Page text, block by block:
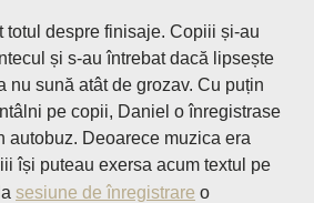
totul despre finisaje. Copiii și-au
și s-au întrebat dacă lipsește
nu sună atât de grozav. Cu puțin
pe copii, Daniel o înregistrase
autobuz. Deoarece muzica era
își puteau exersa acum textul pe
sesiune de înregistrare o